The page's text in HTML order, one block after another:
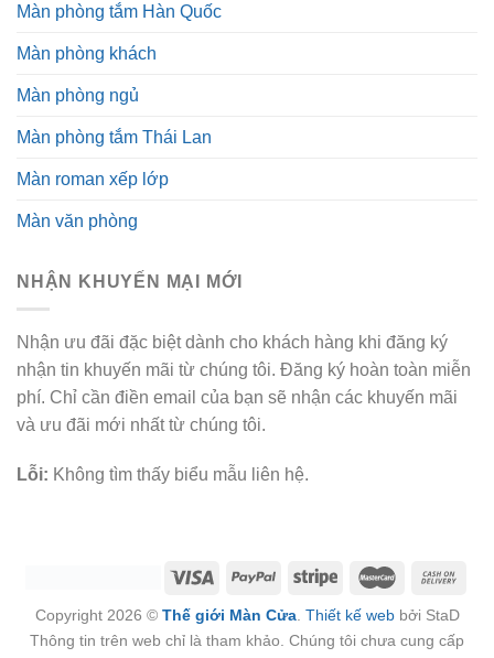
Màn phòng tắm Hàn Quốc
Màn phòng khách
Màn phòng ngủ
Màn phòng tắm Thái Lan
Màn roman xếp lớp
Màn văn phòng
NHẬN KHUYẾN MẠI MỚI
Nhận ưu đãi đặc biệt dành cho khách hàng khi đăng ký
nhận tin khuyến mãi từ chúng tôi. Đăng ký hoàn toàn miễn
phí. Chỉ cần điền email của bạn sẽ nhận các khuyến mãi
và ưu đãi mới nhất từ chúng tôi.
Lỗi: Không tìm thấy biểu mẫu liên hệ.
Copyright 2026 © Thế giới Màn Cửa. Thiết kế webbởi StaD
Thông tin trên web chỉ là tham khảo. Chúng tôi chưa cung cấp